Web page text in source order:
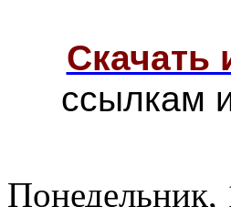
ссылкам
Понедельник,